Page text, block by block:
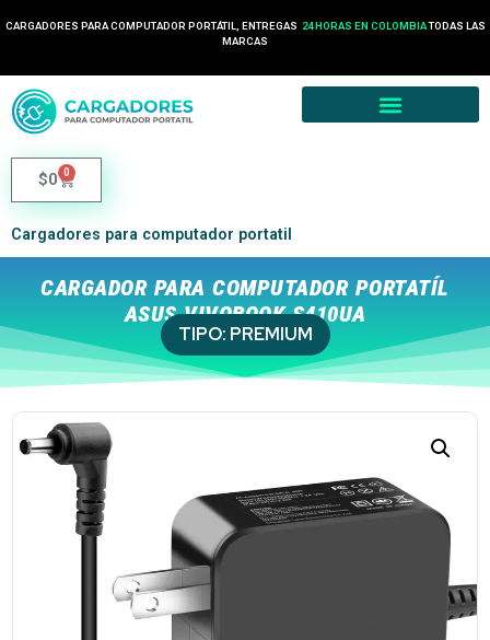
CARGADORES PARA COMPUTADOR PORTÁTIL, ENTREGAS 24 HORAS EN COLOMBIATODAS LAS
MARCAS
$0 0
Cargadores para computador portatil
CARGADOR PARA COMPUTADOR PORTATÍL
ASUS VIVOBOOK S410UA
TIPO: PREMIUM